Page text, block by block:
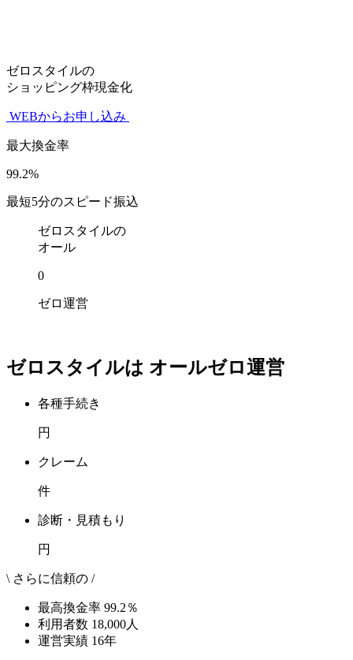
ゼロスタイルの
ショッピング枠現金化
WEBからお申し込み
最大換金率
99.2%
最短5分のスピード振込
ゼロスタイルの
オール
0
ゼロ運営
ゼロスタイルは オールゼロ運営
各種手続き
円
クレーム
件
診断・見積もり
円
\ さらに信頼の /
最高換金率 99.2 ％
利用者数 18,000人
運営実績 16年